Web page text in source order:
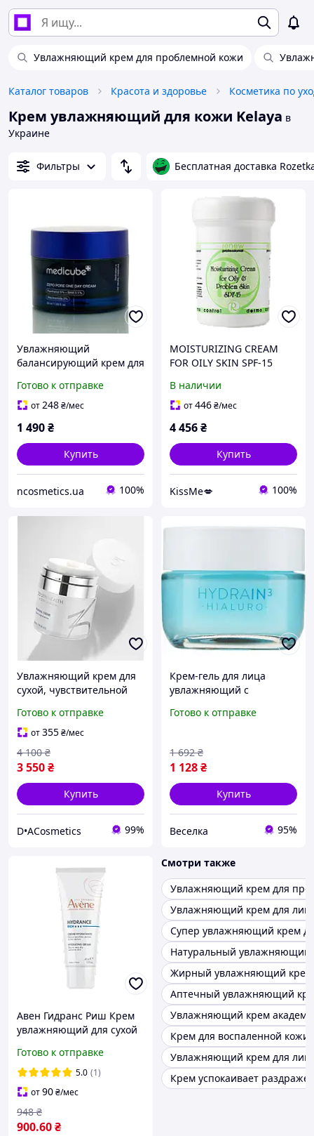
Увлажняющий крем для проблемной кожи
Каталог товаров Красота и здоровье Косметика по
Крем увлажняющий для кожи Kelaya в
Украине
Фильтры Бесплатная доставка
Увлажняющий
балансирующий крем для
порами Medicube Zero
Pore One Day Cream
Готово к отправке
от248₴/мес
1 490₴
Купить
ncosmetics.ua 100%
MOISTURIZING CREAM
FOR OILY SKIN SPF-15
Увлажняющий крем для
жирной кожи SPF-15 250
В наличии
от446₴/мес
4 456₴
Купить
KissMe💋 100%
Увлажняющий крем для
сухой, чувствительной
Zein Obagi 50 ml
Готово к отправке
от355₴/мес
3 550₴
4 100 ₴
Купить
D•ACosmetics 99%
Крем-гель для лица
увлажняющий с
для сухой кожи 50 мл без
Готово к отправке
1 128₴
1 692 ₴
Купить
Веселка 95%
Авен Гидранс Риш Крем
увлажняющий для сухой
Avene Hydrance Riche 40
мл
Готово к отправке
5.0 (1)
от90₴/мес
900.60₴
948 ₴
Смотри также
Увлажняющий крем для
Увлажняющий крем для
Супер увлажняющий крем
Натуральный увлажняющий
Жирный увлажняющий крем
Аптечный увлажняющий
Увлажняющий крем академи
Крем для воспаленной кожи
Увлажняющий крем для
Крем успокаивает